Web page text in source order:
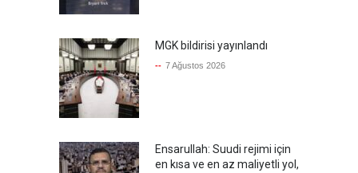
MGK bildirisi yayınlandı
-- 7 Ağustos 2026
Ensarullah: Suudi rejimi için
en kısa ve en az maliyetli yol,